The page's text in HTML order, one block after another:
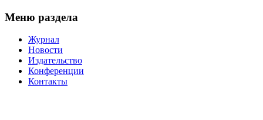
Меню раздела
Журнал
Новости
Издательство
Конференции
Контакты